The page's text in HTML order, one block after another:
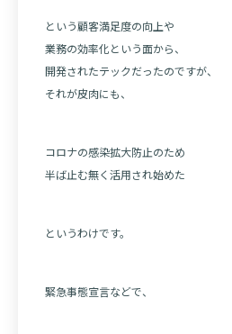
という顧客満足度の向上や
業務の効率化という面から、
開発されたテックだったのですが、
それが皮肉にも、
コロナの感染拡大防止のため
半ば止む無く活用され始めた
というわけです。
緊急事態宣言などで、